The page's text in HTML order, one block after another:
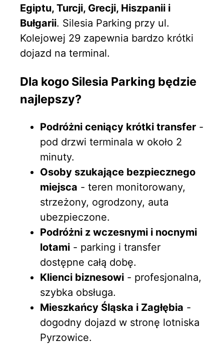
Egiptu, Turcji, Grecji, Hiszpanii i
Bułgarii. Silesia Parking przy ul.
Kolejowej 29 zapewnia bardzo krótki
dojazd na terminal.
Dla kogo Silesia Parking będzie
najlepszy?
Podróżni ceniący krótki transfer -
pod drzwi terminala w około 2
minuty.
Osoby szukające bezpiecznego
miejsca - teren monitorowany,
strzeżony, ogrodzony, auta
ubezpieczone.
Podróżni z wczesnymi i nocnymi
lotami - parking i transfer
dostępne całą dobę.
Klienci biznesowi - profesjonalna,
szybka obsługa.
Mieszkańcy Śląska i Zagłębia -
dogodny dojazd w stronę lotniska
Pyrzowice.